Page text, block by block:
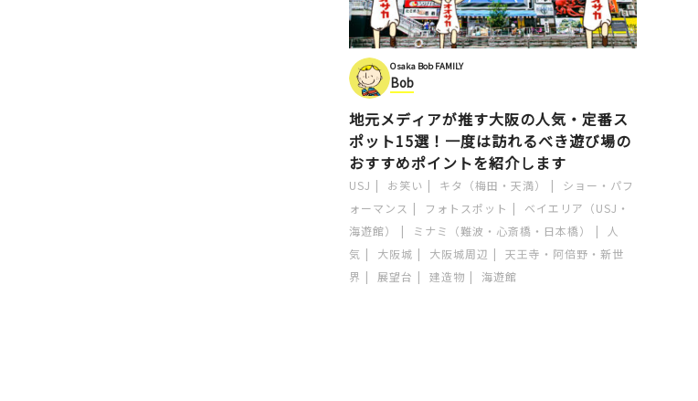
Osaka Bob FAMILY
Bob
地元メディアが推す大阪の人気・定番ス
ポット15選！一度は訪れるべき遊び場の
おすすめポイントを紹介します
USJ お笑い キタ（梅田・天満）
ショー・パフ
ォーマンス
フォトスポット
ベイエリア（USJ・
海遊館）
ミナミ（難波・心斎橋・日本橋）
人
気
大阪城 大阪城周辺
天王寺・阿倍野・新世
界
展望台 建造物 海遊館